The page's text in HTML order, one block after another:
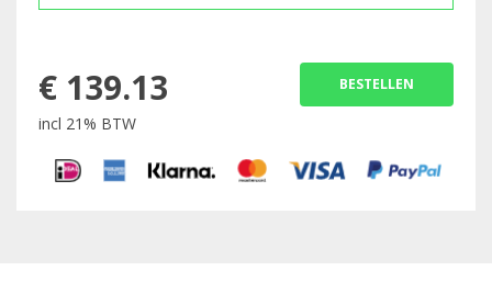
€ 139.13
incl 21% BTW
BESTELLEN